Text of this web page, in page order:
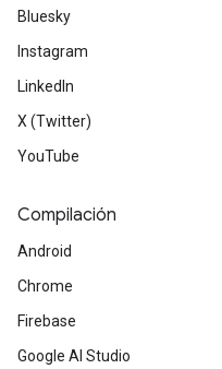
Bluesky
Instagram
LinkedIn
X (Twitter)
YouTube
Compilación
Android
Chrome
Firebase
Google AI Studio